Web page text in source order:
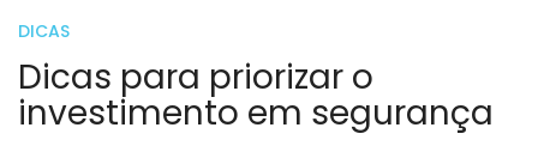
DICAS
Dicas para priorizar o
investimento em segurança